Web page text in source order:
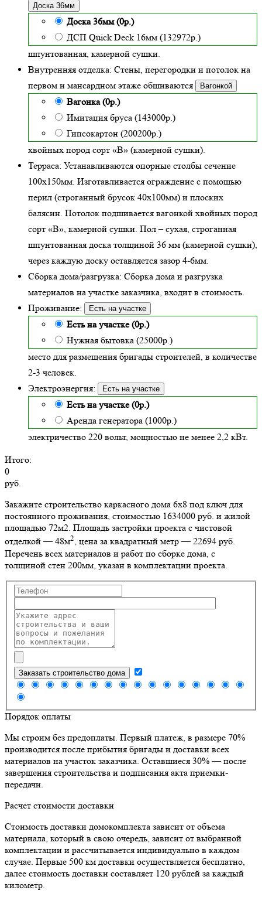
Доска 36мм
Доска 36мм (0р.)
ДСП Quick Deck 16мм (132972р.)
шпунтованная, камерной сушки.
Внутренняя отделка: Стены, перегородки и потолок на
первом и мансардном этаже обшиваются
Вагонкой
Вагонка (0р.)
Имитация бруса (143000р.)
Гипсокартон (200200р.)
хвойных пород сорт «В» (камерной сушки).
Терраса: Устанавливаются опорные столбы сечение
100х150мм. Изготавливается ограждение с помощью
перил (строганный брусок 40х100мм) и плоских
балясин. Потолок подшивается вагонкой хвойных пород
сорт «В», камерной сушки. Пол – сухая, строганная
шпунтованная доска толщиной 36 мм (камерной сушки),
через каждую доску оставляется зазор 4-6мм.
Сборка дома/разгрузка: Сборка дома и разгрузка
материалов на участке заказчика, входит в стоимость.
Проживание:
Есть на участке
Есть на участке (0р.)
Нужная бытовка (25000р.)
место для размещения бригады строителей, в количестве
2-3 человек.
Электроэнергия:
Есть на участке
Есть на участке (0р.)
Аренда генератора (1000р.)
электричество 220 вольт, мощностью не менее 2,2 кВт.
Итого:
0
руб.
Закажите строительство каркасного дома 6х8 под ключ для
постоянного проживания, стоимостью 1634000 руб. и жилой
площадью 72м2. Площадь застройки проекта с чистовой
отделкой — 48м2, цена за квадратный метр — 22694 руб.
Перечень всех материалов и работ по сборке дома, с
толщиной стен 200мм, указан в комплектации проекта.
Заказать строительство дома
Порядок оплаты
Мы строим без предоплаты. Первый платеж, в размере 70%
производится после прибытия бригады и доставки всех
материалов на участок заказчика. Оставшиеся 30% — после
завершения строительства и подписания акта приемки-
передачи.
Расчет стоимости доставки
Стоимость доставки домокомплекта зависит от объема
материала, который в свою очередь, зависит от выбранной
комплектации и рассчитывается индивидуально в каждом
случае. Первые 500 км доставки осуществляется бесплатно,
далее стоимость доставки составляет 120 рублей за каждый
километр.